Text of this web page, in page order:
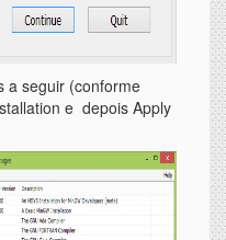
a seguir (conforme
e depois Apply